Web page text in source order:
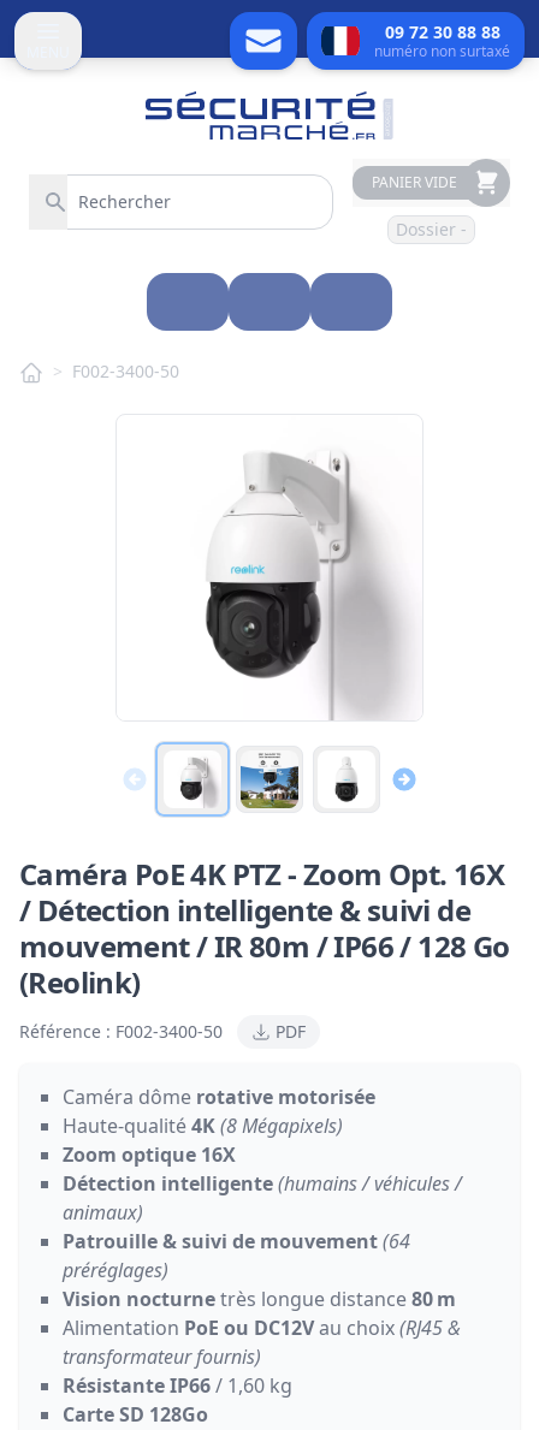
09 72 30 88 88
numéro non surtaxé
PANIER VIDE
Dossier -
> F002-3400-50
Caméra PoE 4K PTZ - Zoom Opt. 16X
/ Détection intelligente & suivi de
mouvement / IR 80m / IP66 / 128 Go
(Reolink)
Référence : F002-3400-50 PDF
Caméra dôme rotative motorisée
Haute-qualité4K(8 Mégapixels)
Zoom optique 16X
Détection intelligente(humains / véhicules /
animaux)
Patrouille & suivi de mouvement(64
préréglages)
Vision nocturnetrès longue distance80 m
Alimentation PoE ou DC12Vau choix(RJ45 &
transformateur fournis)
Résistante IP66/ 1,60 kg
Carte SD 128Go